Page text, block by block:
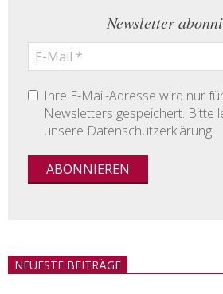
Newsletter
Ihre E-Mail-Adresse wird nur
Newsletters gespeichert. Bitte
unsere Datenschutzerklärung.
NEUESTE BEITRÄGE